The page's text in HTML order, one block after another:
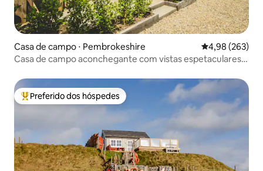
Casa de campo ⋅ Pembrokeshire 4,98 de uma
4,98 (263)
Casa de campo aconchegante com vistas espetaculares
Entre os melhores preferidos dos hóspedes
Preferido dos hóspedes